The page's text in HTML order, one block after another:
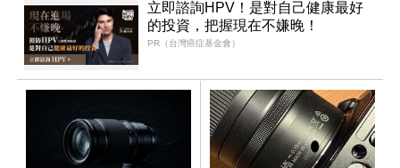
立即諮詢HPV！是對自己健康最好
的投資，把握現在不嫌晚！
PR（台灣癌症基金會）